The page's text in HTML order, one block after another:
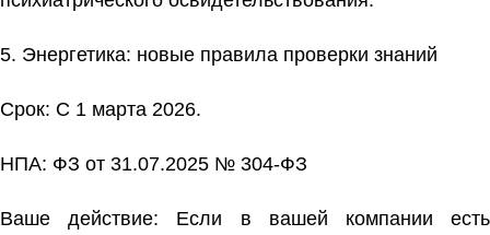
5. Энергетика: новые правила проверки знаний
Срок: С 1 марта 2026.
НПА: ФЗ от 31.07.2025 № 304‑ФЗ
Ваше действие: Если в вашей компании есть